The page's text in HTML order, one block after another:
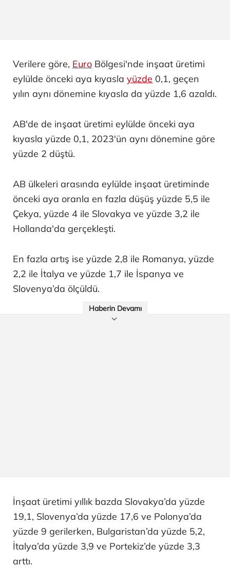
Verilere göre, Euro Bölgesi'nde inşaat üretimi
eylülde önceki aya kıyasla yüzde 0,1, geçen
yılın aynı dönemine kıyasla da yüzde 1,6 azaldı.
AB'de de inşaat üretimi eylülde önceki aya
kıyasla yüzde 0,1, 2023'ün aynı dönemine göre
yüzde 2 düştü.
AB ülkeleri arasında eylülde inşaat üretiminde
önceki aya oranla en fazla düşüş yüzde 5,5 ile
Çekya, yüzde 4 ile Slovakya ve yüzde 3,2 ile
Hollanda'da gerçekleşti.
En fazla artış ise yüzde 2,8 ile Romanya, yüzde
2,2 ile İtalya ve yüzde 1,7 ile İspanya ve
Slovenya’da ölçüldü.
Haberin Devamı
İnşaat üretimi yıllık bazda Slovakya’da yüzde
19,1, Slovenya’da yüzde 17,6 ve Polonya’da
yüzde 9 gerilerken, Bulgaristan’da yüzde 5,2,
İtalya’da yüzde 3,9 ve Portekiz’de yüzde 3,3
arttı.